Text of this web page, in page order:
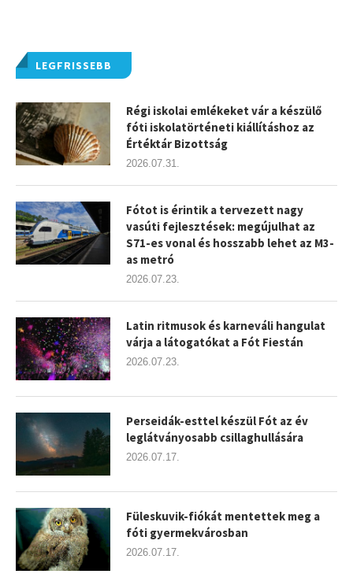
LEGFRISSEBB
Régi iskolai emlékeket vár a készülő
fóti iskolatörténeti kiállításhoz az
Értéktár Bizottság
2026.07.31.
Fótot is érintik a tervezett nagy
vasúti fejlesztések: megújulhat az
S71-es vonal és hosszabb lehet az M3-
as metró
2026.07.23.
Latin ritmusok és karneváli hangulat
várja a látogatókat a Fót Fiestán
2026.07.23.
Perseidák-esttel készül Fót az év
leglátványosabb csillaghullására
2026.07.17.
Füleskuvik-fiókát mentettek meg a
fóti gyermekvárosban
2026.07.17.